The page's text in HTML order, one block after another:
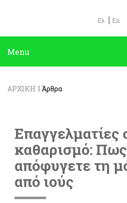
Ελ En
Menu
ΑΡΧΙΚΗ Άρθρα
Επαγγελματίες
καθαρισμό:
απόφυγετε τη
από ιούς